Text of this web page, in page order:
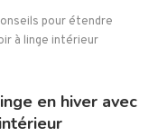
pour étendre
à linge intérieur
en hiver avec